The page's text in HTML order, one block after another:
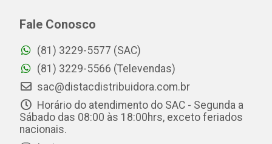
Fale Conosco
(81) 3229-5577 (SAC)
(81) 3229-5566 (Televendas)
sac@distacdistribuidora.com.br
Horário do atendimento do SAC - Segunda a
Sábado das 08:00 às 18:00hrs, exceto feriados
nacionais.